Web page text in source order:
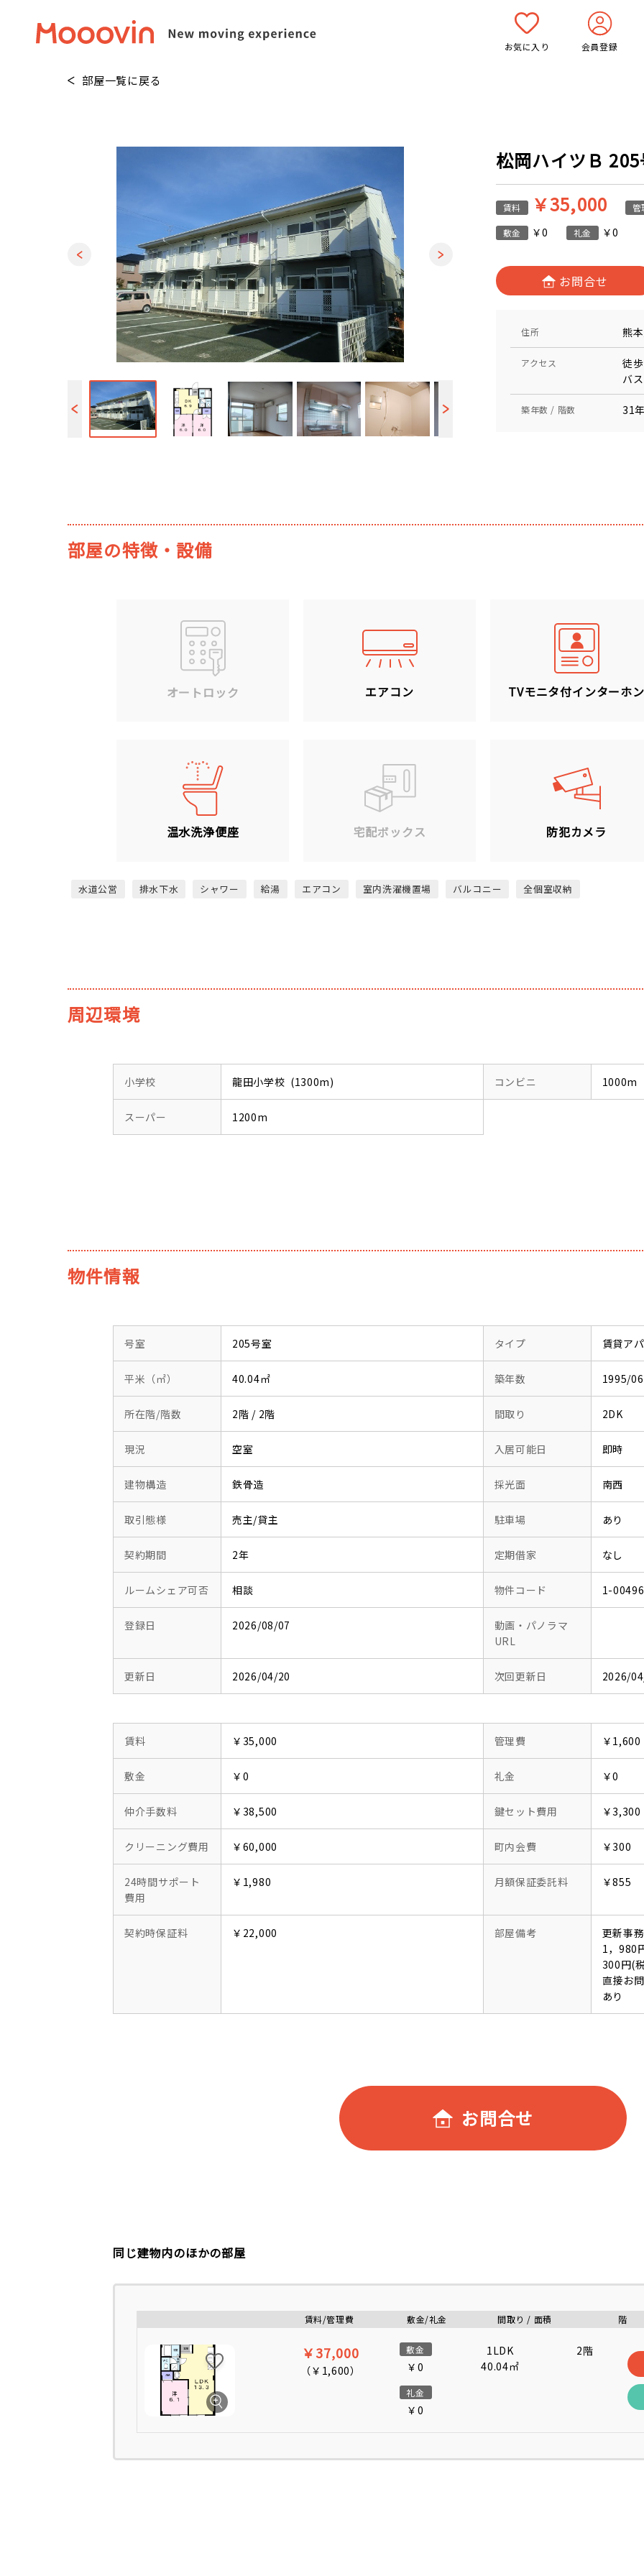
お気に入り 会員登録
部屋一覧に戻る
松岡ハイツＢ
賃料 ￥35,000 管
敷金 ￥0 礼金 ￥0
お問合せ
住所 熊
アクセス
徒
バ
築年数 / 階数 31
部屋の特徴・設備
オートロック エアコン TVモニタ付インターホン
温水洗浄便座 宅配ボックス 防犯カメラ
水道公営 排水下水 シャワー 給湯 エアコン 室内洗濯機置場 バルコニー 全個室収納
周辺環境
小学校 龍田小学校 (1300m) コンビニ 1000m
スーパー 1200m
物件情報
号室 205号室 タイプ 賃貸ア
平米（㎡） 40.04㎡ 築年数 1995/
所在階/階数 2階 / 2階 間取り 2DK
現況 空室 入居可能日 即時
建物構造 鉄骨造 採光面 南西
取引態様 売主/貸主 駐車場 あり
契約期間 2年 定期借家 なし
ルームシェア可否 相談 物件コード 1-
登録日 2026/08/07
動画・パノラマ
URL
更新日 2026/04/20 次回更新日 2026/
賃料 ￥35,000 管理費 ￥1,600
敷金 ￥0 礼金 ￥0
仲介手数料 ￥38,500 鍵セット費用 ￥3,300
クリーニング費用 ￥60,000 町内会費 ￥300
24時間サポート
費用
￥1,980 月額保証委託料 ￥855
契約時保証料 ￥22,000 部屋備考
更新事
1，980
300円(
直接お
あり
お問合せ
同じ建物内のほかの部屋
賃料/管理費 敷金/礼金 間取り / 面積 階
￥37,000
（￥1,600）
敷金
￥0
礼金
￥0
1LDK
40.04㎡
2階